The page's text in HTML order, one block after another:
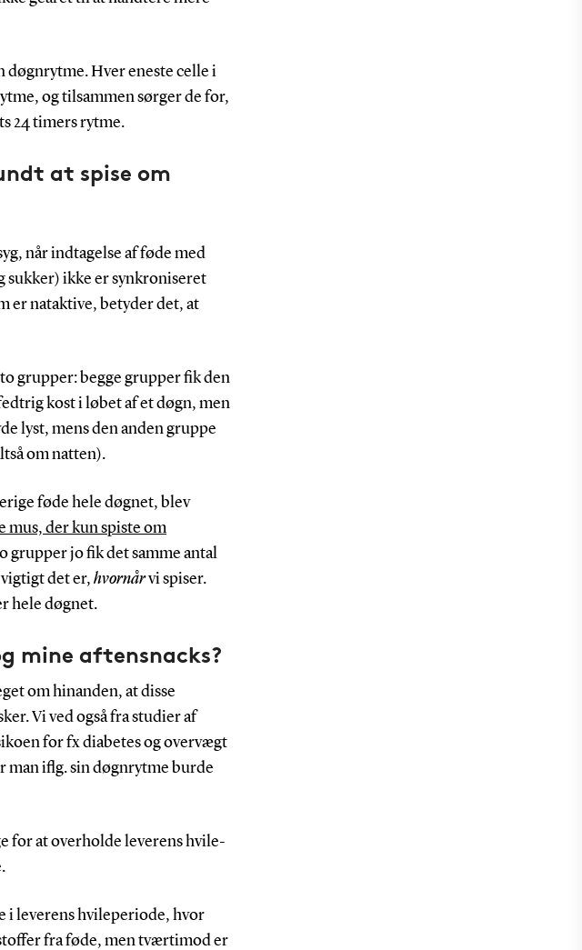
døgnrytme. Hver eneste celle i
og tilsammen sørger de for,
24 timers rytme.
at spise om
når indtagelse af føde med
ikke er synkroniseret
er nataktive, betyder det, at
grupper: begge grupper fik den
kost i løbet af et døgn, men
lyst, mens den anden gruppe
om natten).
føde hele døgnet, blev
mus, der kun spiste om
grupper jo fik det samme antal
det er, hvornårvi spiser.
hele døgnet.
mine aftensnacks?
om hinanden, at disse
Vi ved også fra studier af
for fx diabetes og overvægt
man iflg. sin døgnrytme burde
for at overholde leverens hvile-
i leverens hvileperiode, hvor
fra føde, men tværtimod er